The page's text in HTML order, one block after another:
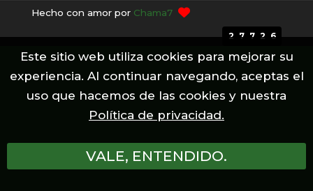
Hecho con amor por Chama7
27726
Este sitio web utiliza cookies para mejorar su
experiencia. Al continuar navegando, aceptas el
uso que hacemos de las cookies y nuestra
Política de privacidad.
VALE, ENTENDIDO.